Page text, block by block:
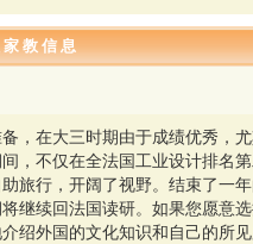
教 信 息
，在大三时期由于成绩优秀，
，不仅在全法国工业设计排名
旅行，开阔了视野。结束了一
继续回法国读研。如果您愿意
绍外国的文化知识和自己的所